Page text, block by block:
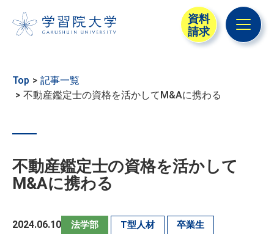
メニ
資料
請求
Top
記事一覧
不動産鑑定士の資格を活かしてM&Aに携わる
不動産鑑定士の資格を活かして
M&Aに携わる
2024.06.10 法学部 T型人材 卒業生